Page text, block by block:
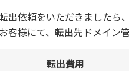
出依頼をいただきましたら
お客様にて、転出先ドメイン
転出費用